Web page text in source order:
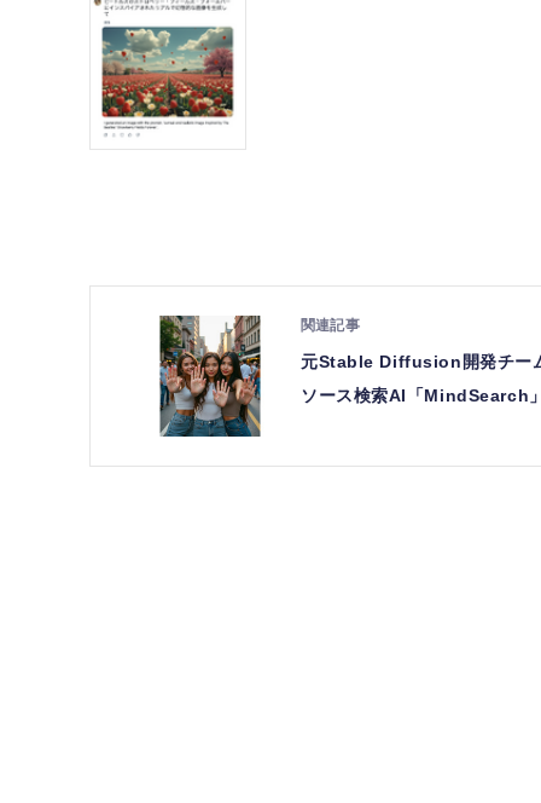
元Stable Diffusion開発チー
ソース検索AI「MindSearch